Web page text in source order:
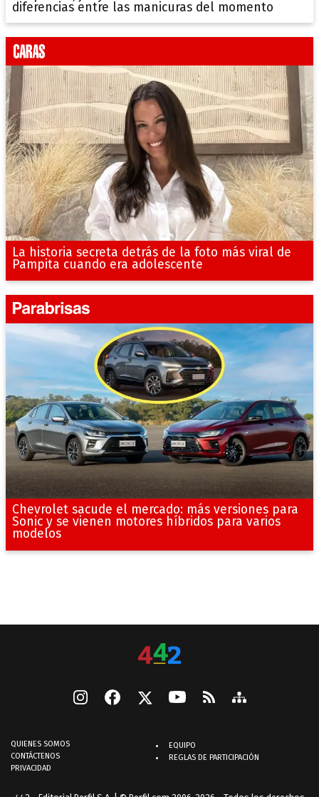
diferencias entre las manicuras del momento
La historia secreta detrás de la foto más viral de
Pampita cuando era adolescente
Chevrolet sacude el mercado: más versiones para
Sonic y se vienen motores híbridos para varios
modelos
QUIENES SOMOS
CONTÁCTENOS
PRIVACIDAD
EQUIPO
REGLAS DE PARTICIPACIÓN